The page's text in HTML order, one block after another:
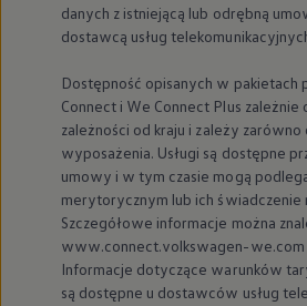
danych z istniejącą lub odrębną
dostawcą usług
Dostępność opisanych w pakietach
Connect i We Connect Plus
zależności od kraju i zależy zarówno
wyposażenia. Usługi są dostępne
umowy i w tym czasie mogą
merytorycznym lub ich świadczenie
Szczegółowe informacje można
www.connect.volkswagen-we.com
Informacje dotyczące warunków
są dostępne u dostawców usług